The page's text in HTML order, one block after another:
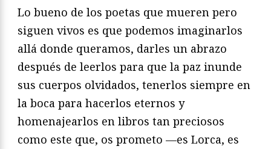
Lo bueno de los poetas que mueren pero
siguen vivos es que podemos imaginarlos
allá donde queramos, darles un abrazo
después de leerlos para que la paz inunde
sus cuerpos olvidados, tenerlos siempre en
la boca para hacerlos eternos y
homenajearlos en libros tan preciosos
como este que, os prometo —es Lorca, es